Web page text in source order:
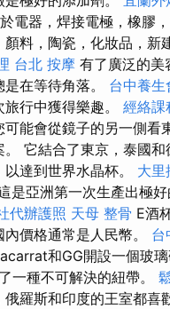
電器，焊接電極，橡膠，
料，陶瓷，化妝品，新
台北 按摩 有了廣泛的美
在等待角落。 台中養生
行中獲得樂趣。 經絡課
能會從鏡子的另一側看
它結合了東京，泰國和
達到世界水晶杯。 大里
是亞洲第一次生產出極
代辦護照 天母 整骨 E酒
價格通常是人民幣。 台
和GG開設一個玻
一種不可解決的紐帶。
羅斯和印度的王室都喜